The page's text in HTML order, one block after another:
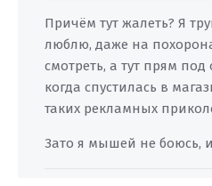
Причём тут жалеть? Я
люблю, даже на
смотреть, а тут прям под
когда спустилась в
таких рекламных
Зато я мышей не боюсь,